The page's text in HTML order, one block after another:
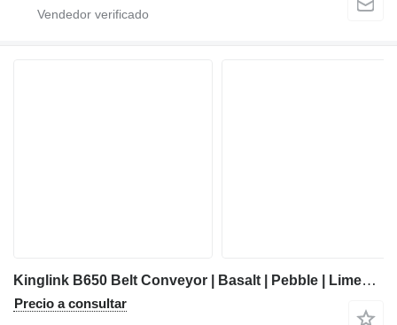
Kinglink B650 Belt Conveyor | Basalt | Pebble | Limestone
Precio a consultar